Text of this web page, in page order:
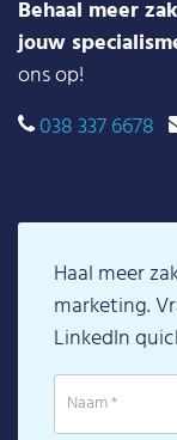
Behaal meer
jouw
ons op!
038 337 6678
Haal meer
marketing.
LinkedIn